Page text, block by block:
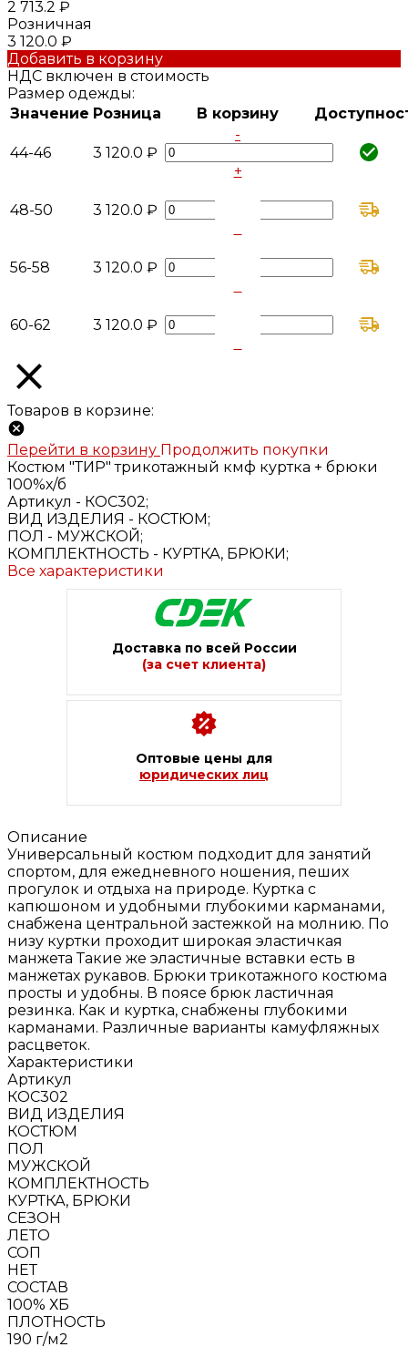
2 713.2 ₽
Розничная
3 120.0 ₽
Добавить в корзину
НДС включен в стоимость
Размер одежды:
Значение Розница В корзину
44-46 3 120.0 ₽
-
+
48-50 3 120.0 ₽
56-58 3 120.0 ₽
60-62 3 120.0 ₽
Товаров в корзине:
Перейти в корзину Продолжить покупки
Костюм "ТИР" трикотажный кмф куртка + брюки
100%х/б
Артикул - КОС302;
BИД ИЗДЕЛИЯ - КОСТЮМ;
ПОЛ - МУЖСКОЙ;
КОМПЛЕКТНОСТЬ - КУРТКА, БРЮКИ;
Все характеристики
Доставка по всей России
(за счет клиента)
Оптовые цены для
юридических лиц
Описание
Универсальный костюм подходит для занятий
спортом, для ежедневного ношения, пеших
прогулок и отдыха на природе. Куртка с
капюшоном и удобными глубокими карманами,
снабжена центральной застежкой на молнию. По
низу куртки проходит широкая эластичкая
манжета Такие же эластичные вставки есть в
манжетах рукавов. Брюки трикотажного костюма
просты и удобны. В поясе брюк ластичная
резинка. Как и куртка, снабжены глубокими
карманами. Различные варианты камуфляжных
расцветок.
Характеристики
Артикул
КОС302
BИД ИЗДЕЛИЯ
КОСТЮМ
ПОЛ
МУЖСКОЙ
КОМПЛЕКТНОСТЬ
КУРТКА, БРЮКИ
СЕЗОН
ЛЕТО
СОП
НЕТ
СОСТАВ
100% ХБ
ПЛОТНОСТЬ
190 г/м2